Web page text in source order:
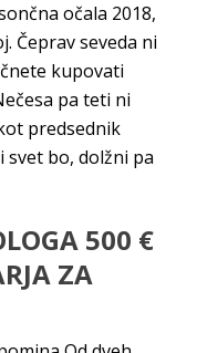
očala 2018,
Čeprav seveda ni
kupovati
pa teti ni
predsednik
svet bo, dolžni pa
500 €
ZA